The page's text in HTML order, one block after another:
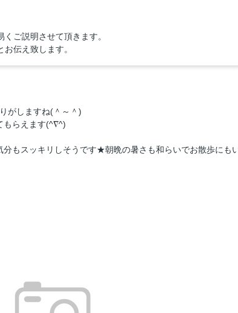
ご説明させて頂きます。
伝え致します。
がしますね(＾～＾)
もらえます(^∇^)
もスッキリしそうです★朝晩の暑さも和らいでお散歩にも